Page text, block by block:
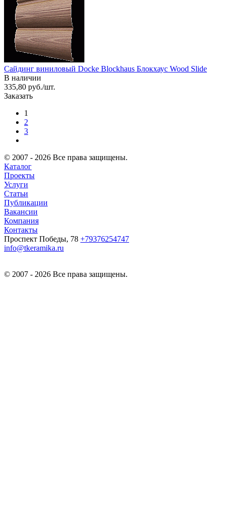
Сайдинг виниловый Docke Blockhaus Блокхаус Wood Slide
В наличии
335,80 руб./шт.
Заказать
1
2
3
© 2007 - 2026 Все права защищены.
Каталог
Проекты
Услуги
Статьи
Публикации
Вакансии
Компания
Контакты
Проспект Победы, 78 +79376254747
info@tkeramika.ru
© 2007 - 2026 Все права защищены.